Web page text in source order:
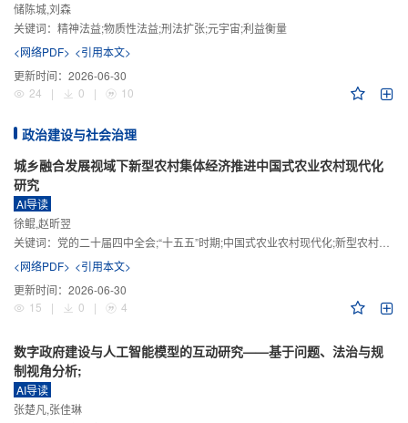
储陈城,刘森
关键词： 精神法益;物质性法益;刑法扩张;元宇宙;利益衡量
<网络PDF> <引用本文>
更新时间： 2026-06-30
24
| 0 | 10
政治建设与社会治理
城乡融合发展视域下新型农村集体经济推进中国式农业农村现代化
研究
AI导读
徐鲲,赵昕翌
关键词： 党的二十届四中全会;“十五五”时期;中国式农业农村现代化;新型农村集体经济;城乡融合发展;新质生产力
<网络PDF> <引用本文>
更新时间： 2026-06-30
15
| 0 | 4
数字政府建设与人工智能模型的互动研究——基于问题、法治与规
制视角分析;
AI导读
张楚凡,张佳琳